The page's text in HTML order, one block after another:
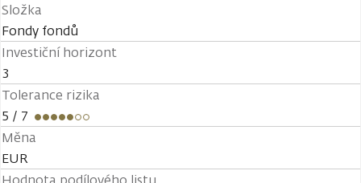
Složka
Fondy fondů
Investiční horizont
3
Tolerance rizika
5 / 7
Měna
EUR